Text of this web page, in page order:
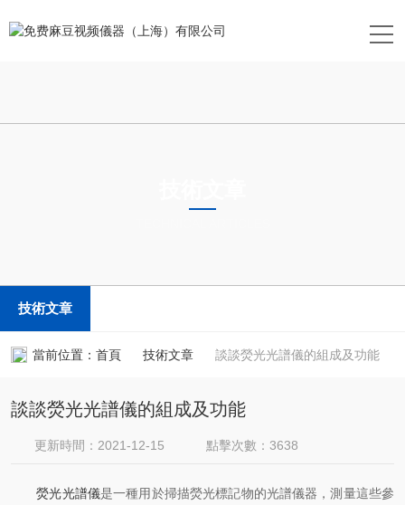
技術文章
當前位置： 首頁 技術文章 談談熒光光譜儀的組成及功能
談談熒光光譜儀的組成及功能
更新時間：2021-12-15 點擊次數：3638
熒光光譜儀是一種用於掃描熒光標記物的光譜儀器，測量這些參